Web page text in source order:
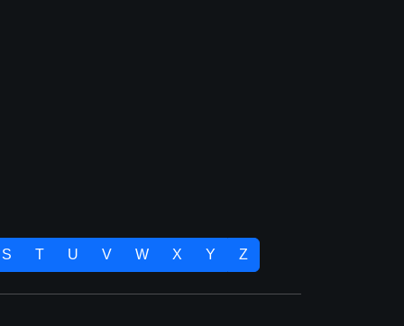
S T U V W X Y Z